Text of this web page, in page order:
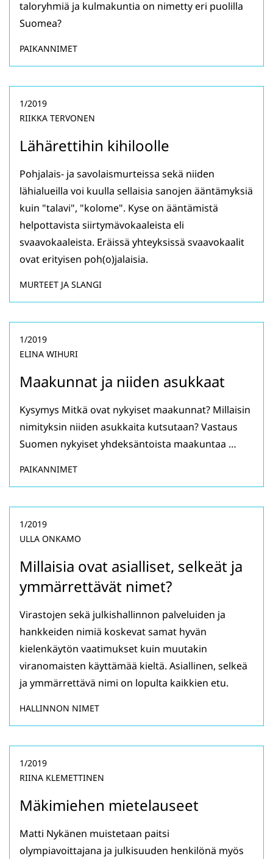
taloryhmiä ja kulmakuntia on nimetty eri puolilla
Suomea?
PAIKANNIMET
Lähärettihin kihiloolle
1/2019
RIIKKA TERVONEN
Pohjalais- ja savolaismurteissa sekä niiden
lähialueilla voi kuulla sellaisia sanojen ääntämyksiä
kuin "talavi", "kolome". Kyse on ääntämistä
helpottavista siirtymävokaaleista eli
svaavokaaleista. Eräissä yhteyksissä svaavokaalit
ovat erityisen poh(o)jalaisia.
MURTEET JA SLANGI
Maakunnat ja niiden asukkaat
1/2019
ELINA WIHURI
Kysymys Mitkä ovat nykyiset maakunnat? Millaisin
nimityksin niiden asukkaita kutsutaan? Vastaus
Suomen nykyiset yhdeksäntoista maakuntaa …
PAIKANNIMET
Millaisia ovat asialliset, selkeät ja
ymmärrettävät nimet?
1/2019
ULLA ONKAMO
Virastojen sekä julkishallinnon palveluiden ja
hankkeiden nimiä koskevat samat hyvän
kielenkäytön vaatimukset kuin muutakin
viranomaisten käyttämää kieltä. Asiallinen, selkeä
ja ymmärrettävä nimi on lopulta kaikkien etu.
HALLINNON NIMET
Mäkimiehen mietelauseet
1/2019
RIINA KLEMETTINEN
Matti Nykänen muistetaan paitsi
olympiavoittajana ja julkisuuden henkilönä myös